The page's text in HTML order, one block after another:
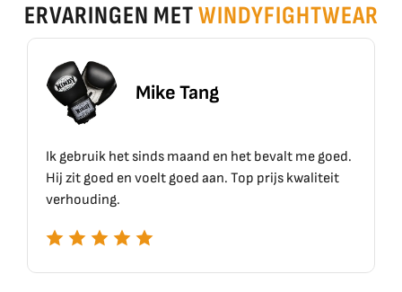
ERVARINGEN METWINDYFIGHTWEAR
Tang
maand en het bevalt me goed.
goed aan. Top prijs kwaliteit
Top materiaal, top